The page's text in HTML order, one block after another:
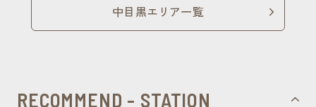
中目黒エリア一覧
RECOMMEND - STATION